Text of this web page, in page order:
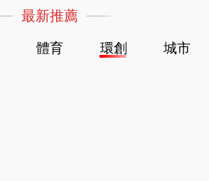
最新推薦
體育 環創 城市